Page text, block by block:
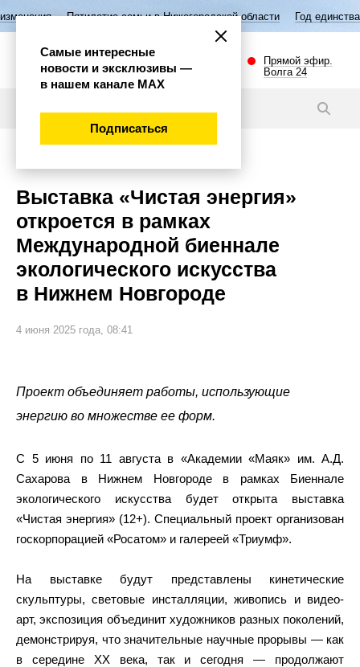
Пятилетие семьи в Нижегородской области Год единства народов
Прямой эфир.
Волга 24
Выставка «Чистая энергия»
откроется в рамках
Международной биеннале
экологического искусства
в Нижнем Новгороде
4 июня 2025 года, 08:41
Проект объединяет работы, использующие
энергию во множестве ее форм.
С 5 июня по 11 августа в «Академии «Маяк» им. А.Д.
Сахарова в Нижнем Новгороде в рамках Биеннале
экологического искусства будет открыта выставка
«Чистая энергия» (12+). Специальный проект организован
госкорпорацией «Росатом» и галереей «Триумф».
На выставке будут представлены кинетические
скульптуры, световые инсталляции, живопись и видео-
арт, экспозиция объединит художников разных поколений,
демонстрируя, что значительные научные прорывы — как
в середине ХХ века, так и сегодня — продолжают
Самые интересные
новости и эксклюзивы —
в нашем канале МАХ
Подписаться